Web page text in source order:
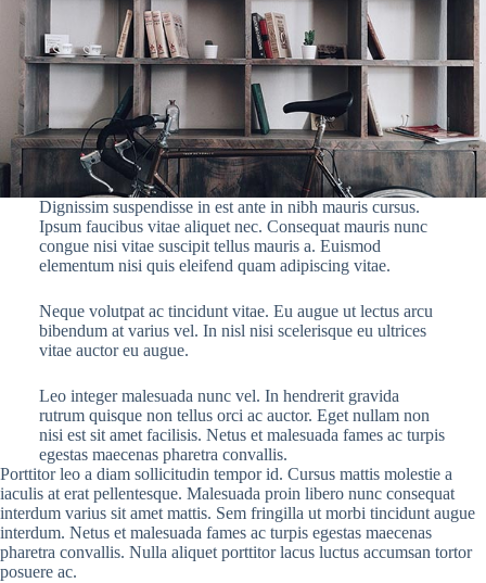
Dignissim suspendisse in est ante in nibh mauris cursus.
Ipsum faucibus vitae aliquet nec. Consequat mauris nunc
congue nisi vitae suscipit tellus mauris a. Euismod
elementum nisi quis eleifend quam adipiscing vitae.
Neque volutpat ac tincidunt vitae. Eu augue ut lectus arcu
bibendum at varius vel. In nisl nisi scelerisque eu ultrices
vitae auctor eu augue.
Leo integer malesuada nunc vel. In hendrerit gravida
rutrum quisque non tellus orci ac auctor. Eget nullam non
nisi est sit amet facilisis. Netus et malesuada fames ac turpis
egestas maecenas pharetra convallis.
Porttitor leo a diam sollicitudin tempor id. Cursus mattis molestie a
iaculis at erat pellentesque. Malesuada proin libero nunc consequat
interdum varius sit amet mattis. Sem fringilla ut morbi tincidunt augue
interdum. Netus et malesuada fames ac turpis egestas maecenas
pharetra convallis. Nulla aliquet porttitor lacus luctus accumsan tortor
posuere ac.